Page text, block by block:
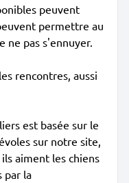
peuvent
permettre au
ne pas s'ennuyer.
rencontres, aussi
est basée sur le
sur notre site,
aiment les chiens
par la